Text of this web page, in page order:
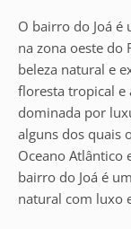
O bairro do Joá é
na zona oeste do
beleza natural e
floresta tropical e
dominada por
alguns dos quais
Oceano Atlântico
bairro do Joá é
natural com luxo